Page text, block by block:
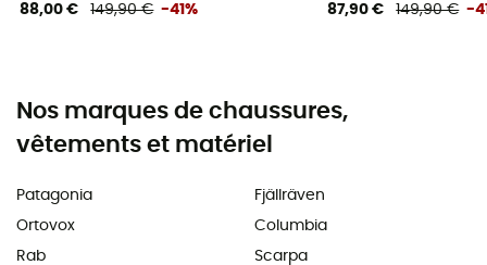
88,00 € 149,90 € -41% 87,90 € 149,90 € -
Nos marques de chaussures,
vêtements et matériel
Patagonia
Ortovox
Rab
Fjällräven
Columbia
Scarpa